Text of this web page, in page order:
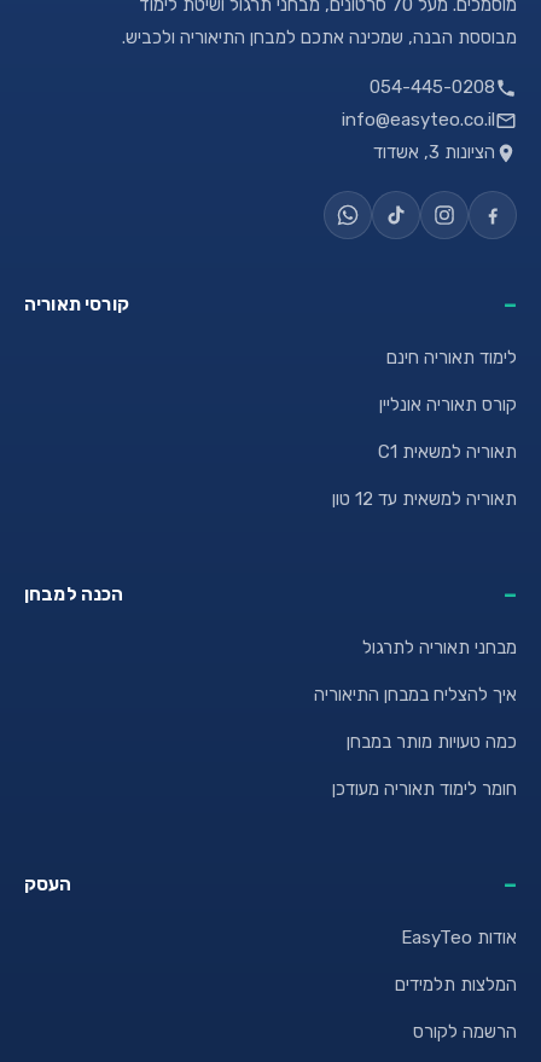
מוסמכים. מעל 70 סרטונים, מבחני תרגול ושיטת לימוד
מבוססת הבנה, שמכינה אתכם למבחן התיאוריה ולכביש.
054-445-0208
info@easyteo.co.il
הציונות 3, אשדוד
קורסי תאוריה
לימוד תאוריה חינם
קורס תאוריה אונליין
תאוריה למשאית C1
תאוריה למשאית עד 12 טון
הכנה למבחן
מבחני תאוריה לתרגול
איך להצליח במבחן התיאוריה
כמה טעויות מותר במבחן
חומר לימוד תאוריה מעודכן
העסק
אודות EasyTeo
המלצות תלמידים
הרשמה לקורס